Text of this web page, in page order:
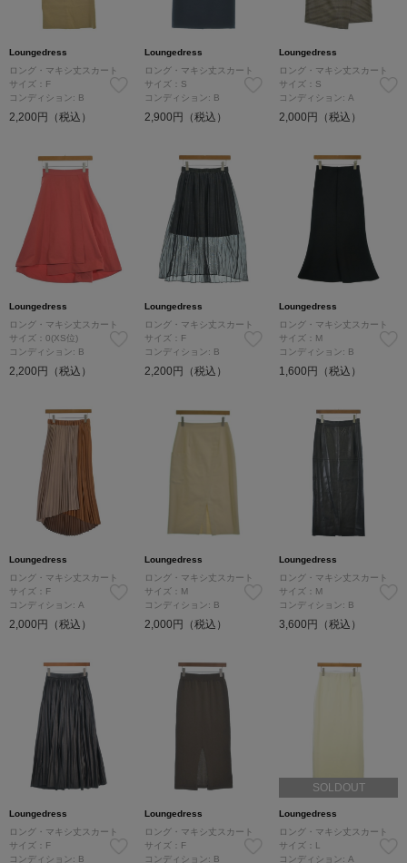
Loungedress
ロング・マキシ丈スカート
サイズ：F
コンディション: B
2,200円（税込）
Loungedress
ロング・マキシ丈スカート
サイズ：S
コンディション: B
2,900円（税込）
Loungedress
ロング・マキシ丈スカート
サイズ：S
コンディション: A
2,000円（税込）
Loungedress
ロング・マキシ丈スカート
サイズ：0(XS位)
コンディション: B
2,200円（税込）
Loungedress
ロング・マキシ丈スカート
サイズ：F
コンディション: B
2,200円（税込）
Loungedress
ロング・マキシ丈スカート
サイズ：M
コンディション: B
1,600円（税込）
Loungedress
ロング・マキシ丈スカート
サイズ：F
コンディション: A
2,000円（税込）
Loungedress
ロング・マキシ丈スカート
サイズ：M
コンディション: B
2,000円（税込）
Loungedress
ロング・マキシ丈スカート
サイズ：M
コンディション: B
3,600円（税込）
Loungedress
ロング・マキシ丈スカート
サイズ：F
コンディション: B
Loungedress
ロング・マキシ丈スカート
サイズ：F
コンディション: B
SOLDOUT
Loungedress
ロング・マキシ丈スカート
サイズ：L
コンディション: A